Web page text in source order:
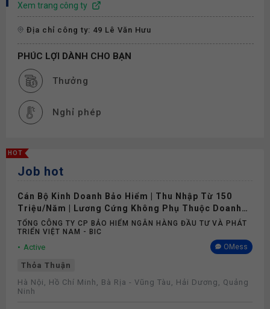
Xem trang công ty
Địa chỉ công ty: 49 Lê Văn Hưu
PHÚC LỢI DÀNH CHO BẠN
Thưởng
Nghỉ phép
HOT
Job hot
Cán Bộ Kinh Doanh Bảo Hiểm | Thu Nhập Từ 150
Triệu/Năm | Lương Cứng Không Phụ Thuộc Doanh
Số
TỔNG CÔNG TY CP BẢO HIỂM NGÂN HÀNG ĐẦU TƯ VÀ PHÁT
TRIỂN VIỆT NAM - BIC
Active OMess
Thỏa Thuận
Hà Nội, Hồ Chí Minh, Bà Rịa - Vũng Tàu, Hải Dương, Quảng
Ninh